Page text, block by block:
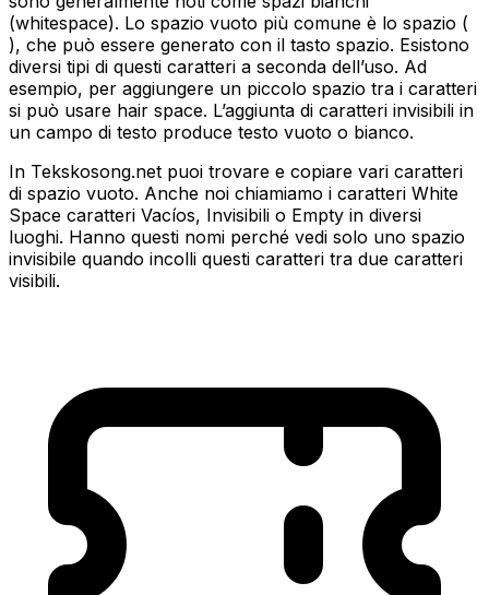
(whitespace). Lo spazio vuoto più comune è lo spazio (
), che può essere generato con il tasto spazio. Esistono
diversi tipi di questi caratteri a seconda dell’uso. Ad
esempio, per aggiungere un piccolo spazio tra i caratteri
si può usare hair space. L’aggiunta di caratteri invisibili in
un campo di testo produce testo vuoto o bianco.
In Tekskosong.net puoi trovare e copiare vari caratteri
di spazio vuoto. Anche noi chiamiamo i caratteri White
Space caratteri Vacíos, Invisibili o Empty in diversi
luoghi. Hanno questi nomi perché vedi solo uno spazio
invisibile quando incolli questi caratteri tra due caratteri
visibili.